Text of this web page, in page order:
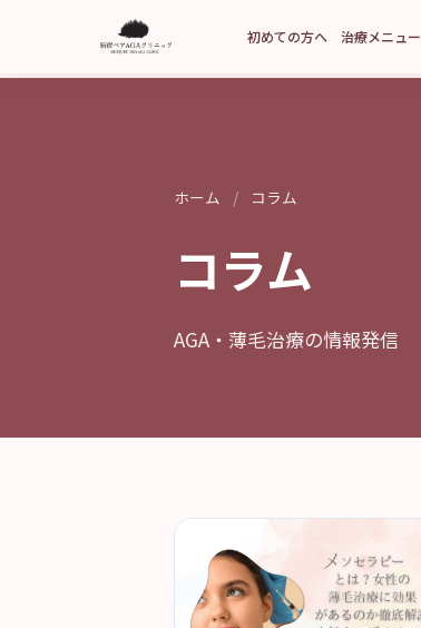
初めての方へ 治療メニュー
ホーム / コラム
コラム
AGA・薄毛治療の情報発信